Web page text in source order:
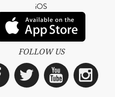
iOS
FOLLOW US
Facebook
Twitter